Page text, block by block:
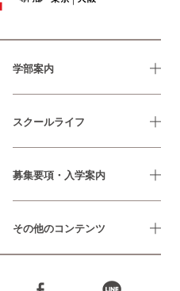
学部案内
スクールライフ
募集要項・入学案内
その他のコンテンツ